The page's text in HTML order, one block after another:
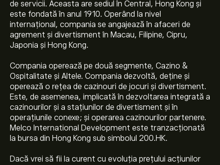
de servicii. Aceasta are sediul în Central, Hong Kong și
este fondată în anul 1910. Operând la nivel
internațional, compania se angajează în afaceri de
agrement și divertisment în Macau, Filipine, Cipru,
Japonia și Hong Kong.
Compania operează pe două segmente, Cazino &
Ospitalitate și Altele. Compania dezvoltă, deține și
operează o rețea de cazinouri de jocuri și divertisment.
Este, de asemenea, implicată în dezvoltarea integrată a
cazinourilor și a stațiunilor de divertisment și în
operațiunile conexe; și operarea cazinourilor partenere.
Melco International Development este tranzacționată
la bursa din Hong Kong sub simbolul 200.HK.
Dacă vrei să fii la curent cu evoluția prețului acțiunilor